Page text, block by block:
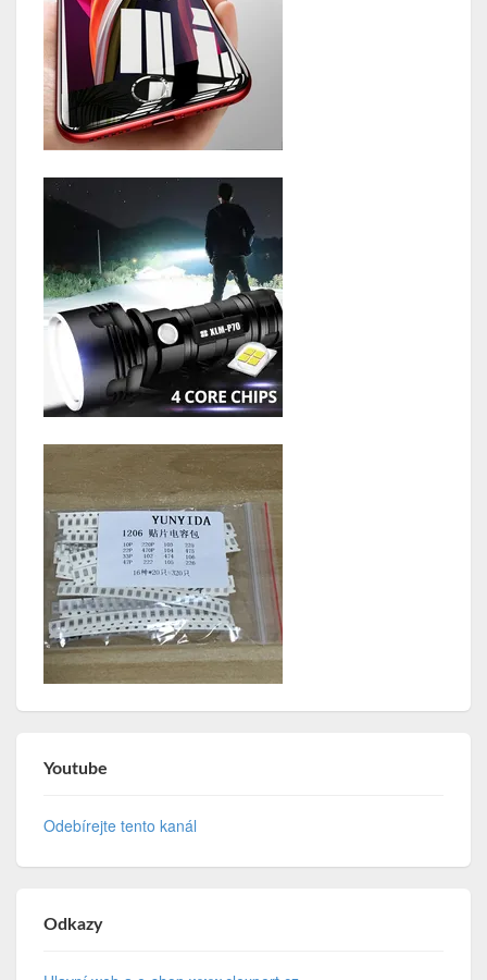
Youtube
Odebírejte tento kanál
Odkazy